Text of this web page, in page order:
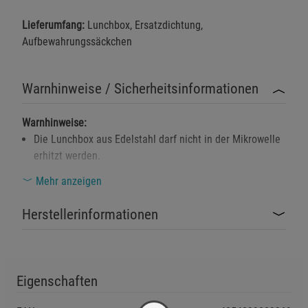
Lieferumfang: Lunchbox, Ersatzdichtung,
Aufbewahrungssäckchen
Warnhinweise / Sicherheitsinformationen
Warnhinweise:
Die Lunchbox aus Edelstahl darf nicht in der Mikrowelle
erhitzt werden.
Keine chlorhaltigen Reinigungsmittel verwenden, da
Essensreste nicht über längere Zeit in der Lunchbox
Die Lunchbox nicht über längere Zeit im Wasser liegen
Mehr anzeigen
Herstellerinformationen
Eigenschaften